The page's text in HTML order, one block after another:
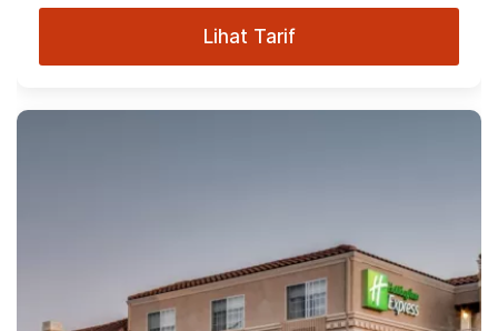
Lihat Tarif